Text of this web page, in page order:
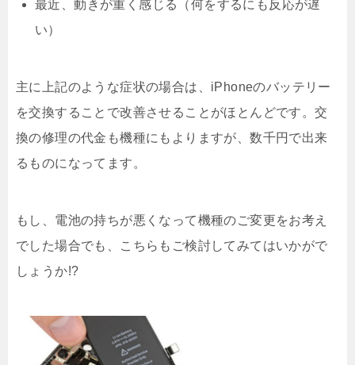
最近、動きが重く感じる（何をするにも反応が遅
い）
主に上記のような症状の場合は、iPhoneのバッテリー
を交換することで改善させることがほとんどです。交
換の修理の代金も機種にもよりますが、数千円で出来
るものになってます。
もし、電池の持ちが悪くなって機種のご変更をお考え
でした場合でも、こちらもご検討してみてはいかがで
しょうか!?